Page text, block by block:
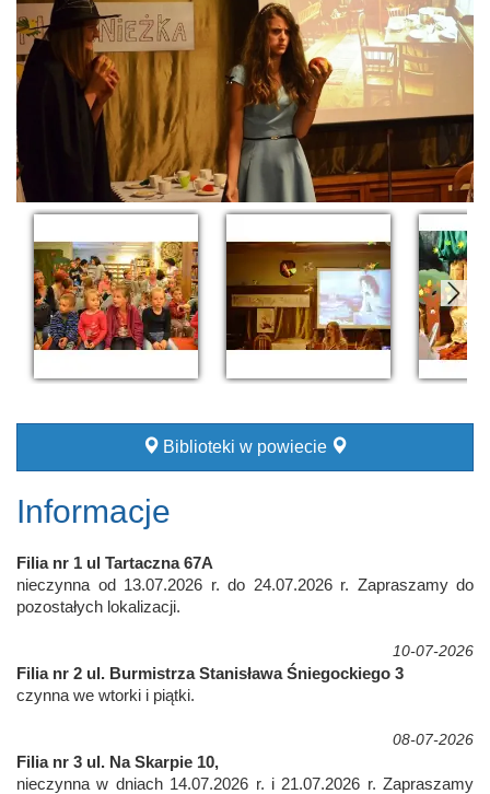
Biblioteki w powiecie
Informacje
Filia nr 1 ul Tartaczna 67A
nieczynna od 13.07.2026 r. do 24.07.2026 r. Zapraszamy do
pozostałych lokalizacji.
10-07-2026
Filia nr 2 ul. Burmistrza Stanisława Śniegockiego 3
czynna we wtorki i piątki.
08-07-2026
Filia nr 3 ul. Na Skarpie 10,
nieczynna w dniach 14.07.2026 r. i 21.07.2026 r. Zapraszamy